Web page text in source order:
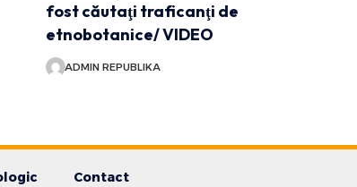
fost căutaţi traficanţi de
etnobotanice/ VIDEO
ADMIN REPUBLIKA
Contact